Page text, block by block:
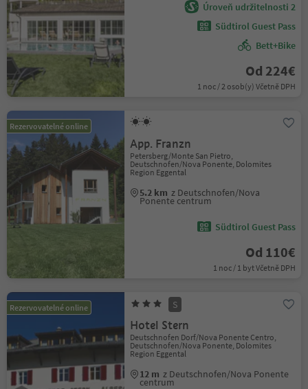
Úroveň udržitelnosti 2
Südtirol Guest Pass
Bett+Bike
Od 224€
1 noc / 2 osob(y) Včetně DPH
Rezervovatelné online
App. Franzn
Petersberg/Monte San Pietro,
Deutschnofen/Nova Ponente, Dolomites
Region Eggental
5.2 km z Deutschnofen/Nova
Ponente centrum
Südtirol Guest Pass
Od 110€
1 noc / 1 byt Včetně DPH
Rezervovatelné online S
Hotel Stern
Deutschnofen Dorf/Nova Ponente Centro,
Deutschnofen/Nova Ponente, Dolomites
Region Eggental
12 m z Deutschnofen/Nova Ponente
centrum